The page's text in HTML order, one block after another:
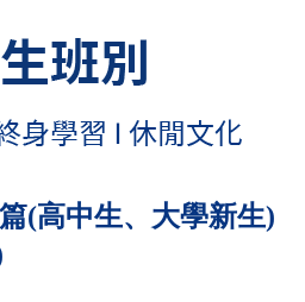
(高中生、大學新生)